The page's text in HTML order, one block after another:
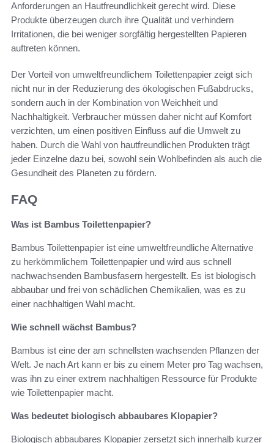
Anforderungen an Hautfreundlichkeit gerecht wird. Diese
Produkte überzeugen durch ihre Qualität und verhindern
Irritationen, die bei weniger sorgfältig hergestellten Papieren
auftreten können.
Der Vorteil von umweltfreundlichem Toilettenpapier zeigt sich
nicht nur in der Reduzierung des ökologischen Fußabdrucks,
sondern auch in der Kombination von Weichheit und
Nachhaltigkeit. Verbraucher müssen daher nicht auf Komfort
verzichten, um einen positiven Einfluss auf die Umwelt zu
haben. Durch die Wahl von hautfreundlichen Produkten trägt
jeder Einzelne dazu bei, sowohl sein Wohlbefinden als auch die
Gesundheit des Planeten zu fördern.
FAQ
Was ist Bambus Toilettenpapier?
Bambus Toilettenpapier ist eine umweltfreundliche Alternative
zu herkömmlichem Toilettenpapier und wird aus schnell
nachwachsenden Bambusfasern hergestellt. Es ist biologisch
abbaubar und frei von schädlichen Chemikalien, was es zu
einer nachhaltigen Wahl macht.
Wie schnell wächst Bambus?
Bambus ist eine der am schnellsten wachsenden Pflanzen der
Welt. Je nach Art kann er bis zu einem Meter pro Tag wachsen,
was ihn zu einer extrem nachhaltigen Ressource für Produkte
wie Toilettenpapier macht.
Was bedeutet biologisch abbaubares Klopapier?
Biologisch abbaubares Klopapier zersetzt sich innerhalb kurzer